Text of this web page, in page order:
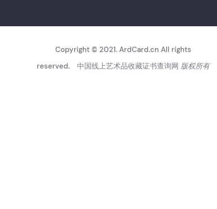
Copyright © 2021. ArdCard.cn All rights
reserved. 中国线上艺术品收藏证书查询网 版权所有